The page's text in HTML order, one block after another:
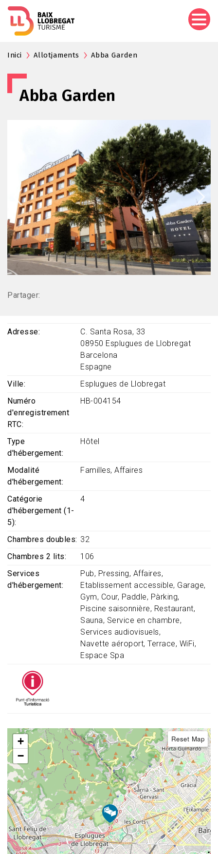
Inici Allotjaments Abba Garden
Abba Garden
Partager:
Adresse
C. Santa Rosa, 33
08950 Esplugues de Llobregat
Barcelona
Espagne
Ville
Esplugues de Llobregat
Numéro
d'enregistrement
RTC
HB-004154
Type
d'hébergement
Hôtel
Modalité
d'hébergement
Familles Affaires
Catégorie
d'hébergement (1-
5)
4
Chambres doubles
32
Chambres 2 lits
106
Services
d'hébergement
Pub Pressing Affaires
Etablissement accessible Garage
Gym Cour Paddle
Pàrking
Piscine saisonnière
Restaurant
Sauna Service en chambre
Services audiovisuels
Navette aéroport Terrace WiFi
Espace Spa
+
−
Reset Map